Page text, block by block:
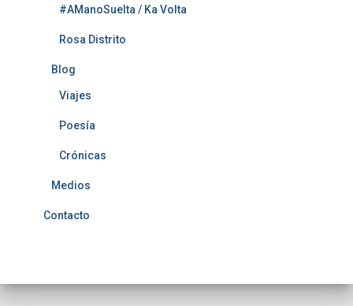
#AManoSuelta / Ka Volta
Rosa Distrito
Blog
Viajes
Poesía
Crónicas
Medios
Contacto